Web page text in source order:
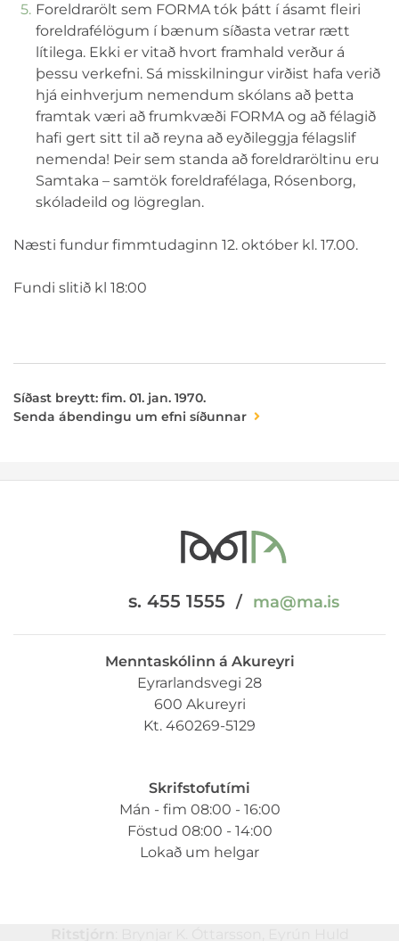
Foreldrarölt sem FORMA tók þátt í ásamt fleiri
foreldrafélögum í bænum síðasta vetrar rætt
lítilega. Ekki er vitað hvort framhald verður á
þessu verkefni. Sá misskilningur virðist hafa verið
hjá einhverjum nemendum skólans að þetta
framtak væri að frumkvæði FORMA og að félagið
hafi gert sitt til að reyna að eyðileggja félagslif
nemenda! Þeir sem standa að foreldraröltinu eru
Samtaka – samtök foreldrafélaga, Rósenborg,
skóladeild og lögreglan.
Næsti fundur fimmtudaginn 12. október kl. 17.00.
Fundi slitið kl 18:00
Síðast breytt: fim. 01. jan. 1970.
Senda ábendingu um efni síðunnar
s. 455 1555 / ma@ma.is
Menntaskólinn á Akureyri
Eyrarlandsvegi 28
600 Akureyri
Kt. 460269-5129
Skrifstofutími
Mán - fim 08:00 - 16:00
Föstud 08:00 - 14:00
Lokað um helgar